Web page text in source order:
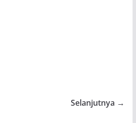
Selanjutnya →